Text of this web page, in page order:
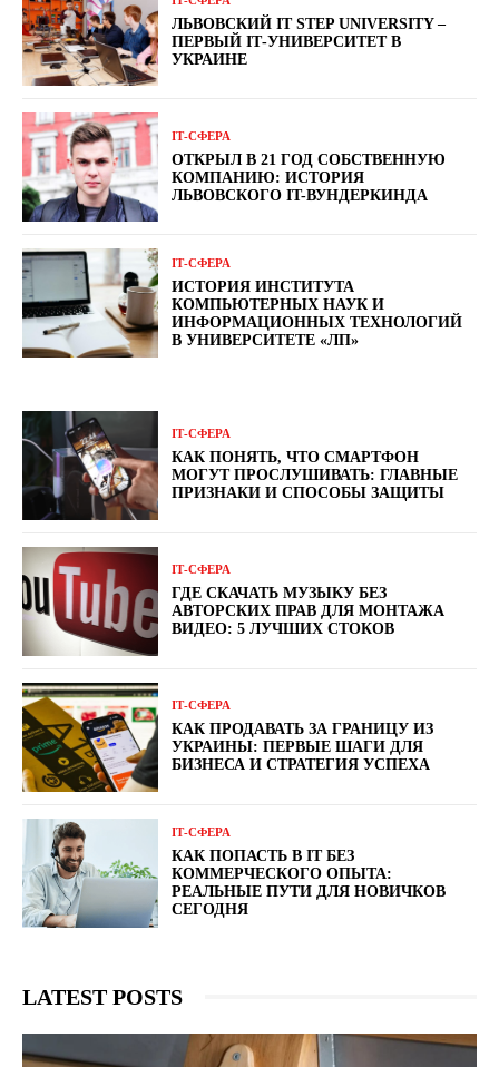
ЛЬВОВСКИЙ IT STEP UNIVERSITY –
ПЕРВЫЙ ІТ-УНИВЕРСИТЕТ В
УКРАИНЕ
ІТ-СФЕРА
ОТКРЫЛ В 21 ГОД СОБСТВЕННУЮ
КОМПАНИЮ: ИСТОРИЯ
ЛЬВОВСКОГО IT-ВУНДЕРКИНДА
ІТ-СФЕРА
ИСТОРИЯ ИНСТИТУТА
КОМПЬЮТЕРНЫХ НАУК И
ИНФОРМАЦИОННЫХ ТЕХНОЛОГИЙ
В УНИВЕРСИТЕТЕ «ЛП»
ІТ-СФЕРА
КАК ПОНЯТЬ, ЧТО СМАРТФОН
МОГУТ ПРОСЛУШИВАТЬ: ГЛАВНЫЕ
ПРИЗНАКИ И СПОСОБЫ ЗАЩИТЫ
ІТ-СФЕРА
ГДЕ СКАЧАТЬ МУЗЫКУ БЕЗ
АВТОРСКИХ ПРАВ ДЛЯ МОНТАЖА
ВИДЕО: 5 ЛУЧШИХ СТОКОВ
ІТ-СФЕРА
КАК ПРОДАВАТЬ ЗА ГРАНИЦУ ИЗ
УКРАИНЫ: ПЕРВЫЕ ШАГИ ДЛЯ
БИЗНЕСА И СТРАТЕГИЯ УСПЕХА
ІТ-СФЕРА
КАК ПОПАСТЬ В IT БЕЗ
КОММЕРЧЕСКОГО ОПЫТА:
РЕАЛЬНЫЕ ПУТИ ДЛЯ НОВИЧКОВ
СЕГОДНЯ
LATEST POSTS